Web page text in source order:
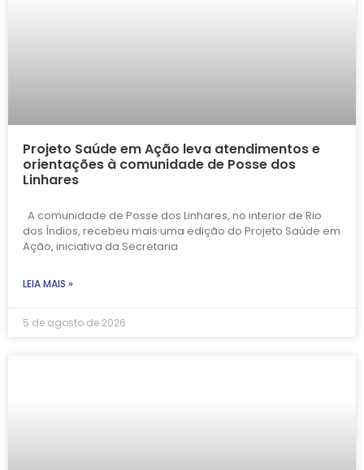
Projeto Saúde em Ação leva atendimentos e
orientações à comunidade de Posse dos
Linhares
A comunidade de Posse dos Linhares, no interior de Rio
dos Índios, recebeu mais uma edição do Projeto Saúde em
Ação, iniciativa da Secretaria
LEIA MAIS »
5 de agosto de 2026